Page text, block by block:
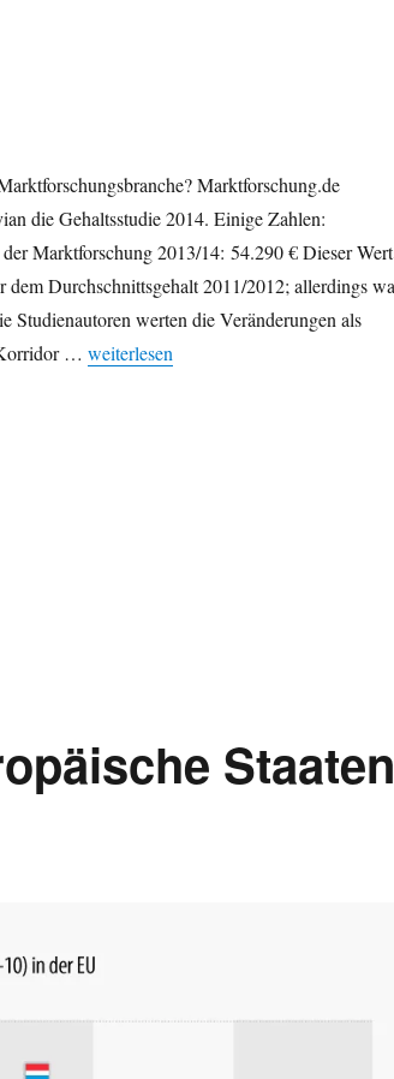
Marktforschung.de
die Gehaltsstudie 2014. Einige Zahlen:
Marktforschung 2013/14: 54.290 € Dieser Wert
Durchschnittsgehalt 2011/2012; allerdings
Studienautoren werten die Veränderungen als
… „Marktforschung: Gehaltsstudie 2014“
weiterlesen
Staaten